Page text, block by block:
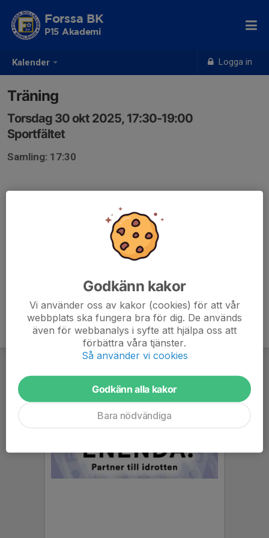
Kalender Logga in
Forssa BK
P15 Akademi
Träning
Torsdag 30 okt 2025, 17:30-19:00
Sportfältet
Samling: 17:30
Godkänn kakor
Vi använder oss av kakor (cookies) för att vår
webbplats ska fungera bra för dig. De används
även för webbanalys i syfte att hjälpa oss att
förbättra våra tjänster.
Så använder vi cookies
Godkänn alla kakor
Bara nödvändiga